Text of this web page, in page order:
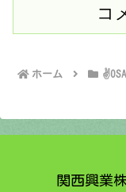
コ
ホーム
関西興業